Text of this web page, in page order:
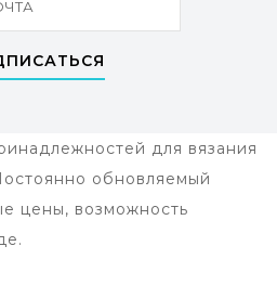
для вязания
обновляемый
цены, возможность